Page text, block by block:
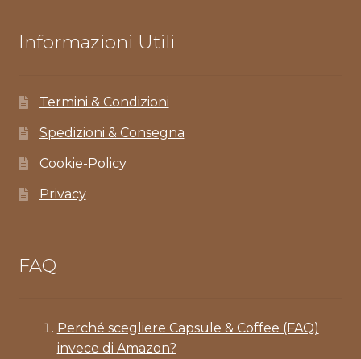
Informazioni Utili
Termini & Condizioni
Spedizioni & Consegna
Cookie-Policy
Privacy
FAQ
Perché scegliere Capsule & Coffee (FAQ)
invece di Amazon?